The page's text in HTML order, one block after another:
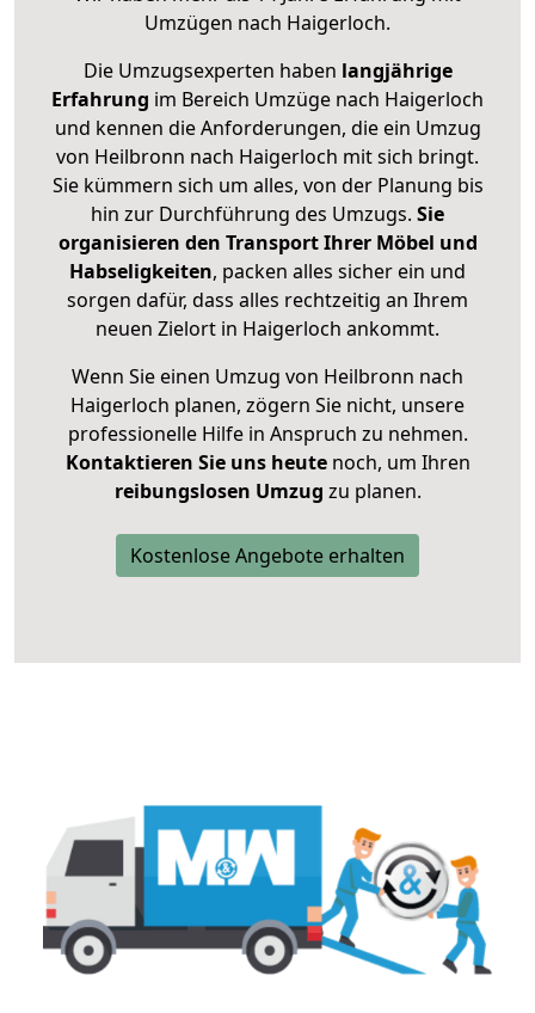
Umzügen nach Haigerloch.
Die Umzugsexperten haben langjährige
Erfahrung im Bereich Umzüge nach Haigerloch
und kennen die Anforderungen, die ein Umzug
von Heilbronn nach Haigerloch mit sich bringt.
Sie kümmern sich um alles, von der Planung bis
hin zur Durchführung des Umzugs. Sie
organisieren den Transport Ihrer Möbel und
Habseligkeiten, packen alles sicher ein und
sorgen dafür, dass alles rechtzeitig an Ihrem
neuen Zielort in Haigerloch ankommt.
Wenn Sie einen Umzug von Heilbronn nach
Haigerloch planen, zögern Sie nicht, unsere
professionelle Hilfe in Anspruch zu nehmen.
Kontaktieren Sie uns heutenoch, um Ihren
reibungslosen Umzug zu planen.
Kostenlose Angebote erhalten